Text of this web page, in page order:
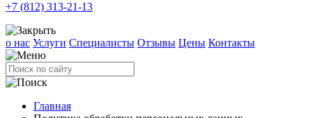
+7 (812) 313-21-13
о нас Услуги Специалисты Отзывы Цены Контакты
Главная